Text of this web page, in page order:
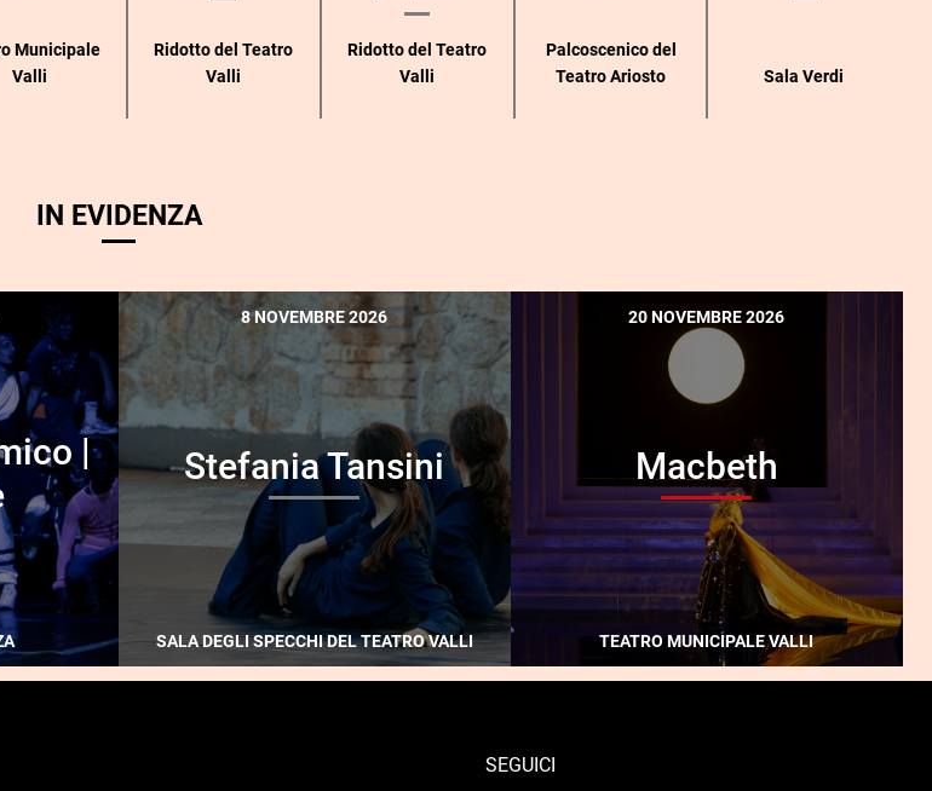
Municipale
Valli
Ridotto del Teatro
Valli
Ridotto del Teatro
Valli
Palcoscenico del
Teatro Ariosto
Sala Verdi
IN EVIDENZA
|
8 NOVEMBRE 2026
Stefania Tansini
SALA DEGLI SPECCHI DEL TEATRO VALLI
20 NOVEMBRE 2026
Macbeth
TEATRO MUNICIPALE VALLI
SEGUICI